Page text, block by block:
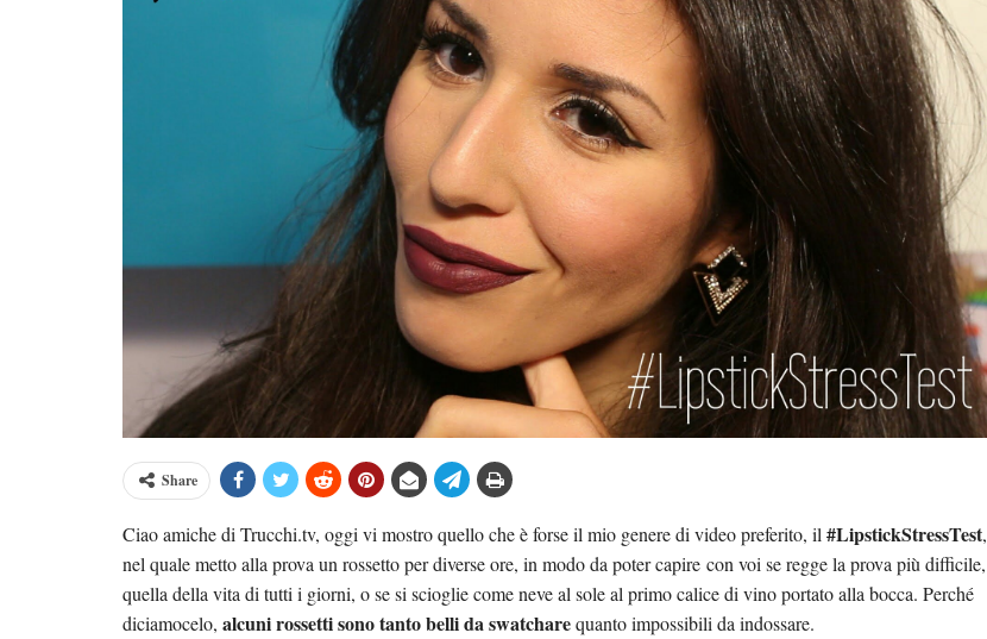
Share
Ciao amiche di Trucchi.tv, oggi vi mostro quello che è forse il mio genere di video preferito, il #LipstickStressTest,
nel quale metto alla prova un rossetto per diverse ore, in modo da poter capire con voi se regge la prova più difficile,
quella della vita di tutti i giorni, o se si scioglie come neve al sole al primo calice di vino portato alla bocca. Perché
diciamocelo, alcuni rossetti sono tanto belli da swatcharequanto impossibili da indossare.